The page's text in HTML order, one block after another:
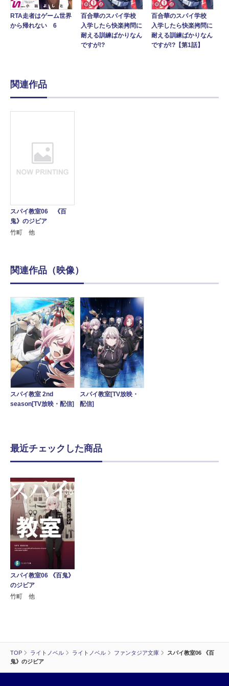
TOP ライトノベル ライトノベル ファンタジア文庫
スパイ教室06 《百
鬼》のジビア
RTA走者はゲーム世界
から帰れない 6
百合華のスパイ学校
入学したら快楽拷問に
耐える訓練ばかりなん
ですが!?
百合華のスパイ学校
入学したら快楽拷問に
耐える訓練ばかりなん
ですが!?【第1話】
関連作品
スパイ教室06 《百
鬼》のジビア
竹町 他
関連作品（映像）
スパイ教室 2nd
season[TV放映・配信]
スパイ教室[TV放映・
配信]
最近チェックした商品
スパイ教室06 《百鬼》
のジビア
竹町 他